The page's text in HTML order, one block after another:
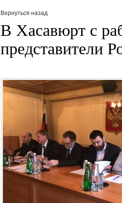
Вернуться назад
В Хасавюрт с
представители